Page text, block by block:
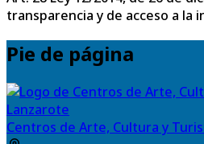
transparencia y de acceso a la
Pie de página
Centros de Arte, Cultura y